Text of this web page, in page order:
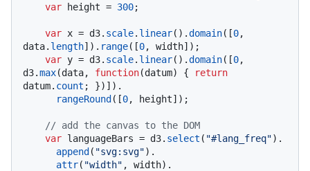
var height = 300;
var x = d3. scale. linear().domain([0,
data. length]). range([0, width]);
var y = d3. scale. linear().domain([0,
d3.max(data, function(datum) {
return
datum. count ; })]).
rangeRound([0, height]);
// add the canvas to the DOM
var languageBars = d3. select ( "#lang_freq").
append( "svg:svg").
attr( "width" , width).